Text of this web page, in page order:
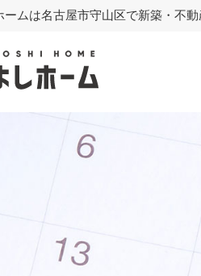
ムは名古屋市守山区で新築・不動